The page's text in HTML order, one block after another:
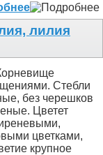
лилия
Стебли
без черешков
Цветет
цветками,
крупное